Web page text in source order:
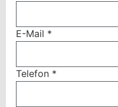
E-Mail *
Telefon *